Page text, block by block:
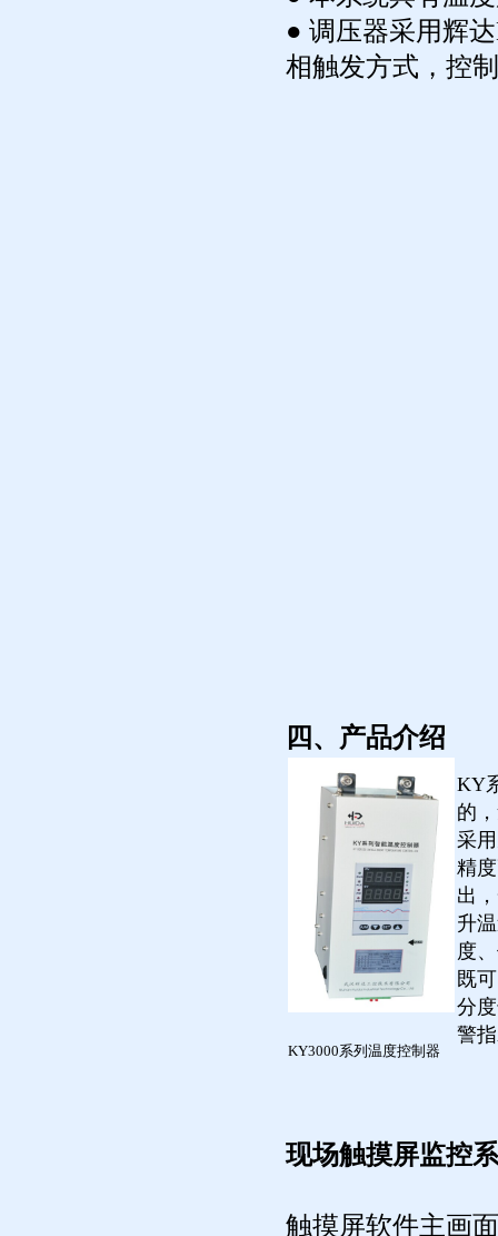
● 调压器采用辉
相触发方式，控
四、产品介绍
KY3000系列温度控制器
KY
的
采
精
出
升
度
既
分
警
现场触摸屏监控
触摸屏软件主画